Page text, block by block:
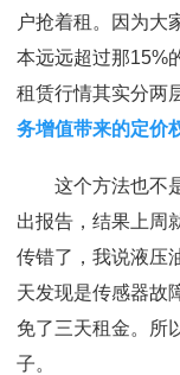
户抢着租。因为大
本远远超过那15%
租赁行情其实分两
务增值带来的定价
这个方法也不
出报告，结果上周
传错了，我说液压
天发现是传感器故
免了三天租金。所
子。